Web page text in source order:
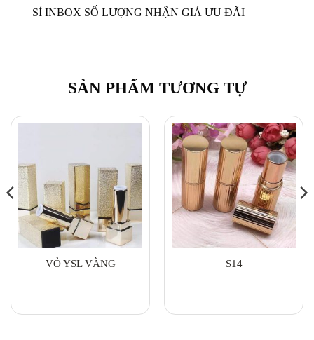
SỈ INBOX SỐ LƯỢNG NHẬN GIÁ ƯU ĐÃI
SẢN PHẨM TƯƠNG TỰ
VỎ YSL VÀNG S14